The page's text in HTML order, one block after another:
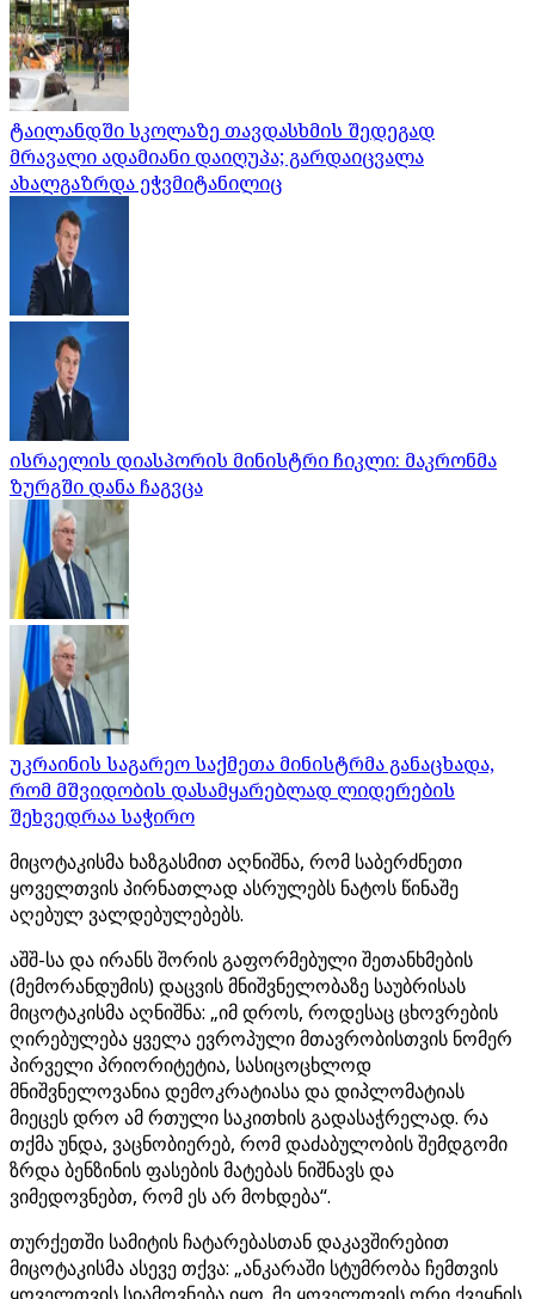
ტაილანდში სკოლაზე თავდასხმის შედეგად
მრავალი ადამიანი დაიღუპა; გარდაიცვალა
ახალგაზრდა ეჭვმიტანილიც
ისრაელის დიასპორის მინისტრი ჩიკლი: მაკრონმა
ზურგში დანა ჩაგვცა
უკრაინის საგარეო საქმეთა მინისტრმა განაცხადა,
რომ მშვიდობის დასამყარებლად ლიდერების
შეხვედრაა საჭირო
მიცოტაკისმა ხაზგასმით აღნიშნა, რომ საბერძნეთი
ყოველთვის პირნათლად ასრულებს ნატოს წინაშე
აღებულ ვალდებულებებს.
აშშ-სა და ირანს შორის გაფორმებული შეთანხმების
(მემორანდუმის) დაცვის მნიშვნელობაზე საუბრისას
მიცოტაკისმა აღნიშნა: „იმ დროს, როდესაც ცხოვრების
ღირებულება ყველა ევროპული მთავრობისთვის ნომერ
პირველი პრიორიტეტია, სასიცოცხლოდ
მნიშვნელოვანია დემოკრატიასა და დიპლომატიას
მიეცეს დრო ამ რთული საკითხის გადასაჭრელად. რა
თქმა უნდა, ვაცნობიერებ, რომ დაძაბულობის შემდგომი
ზრდა ბენზინის ფასების მატებას ნიშნავს და
ვიმედოვნებთ, რომ ეს არ მოხდება“.
თურქეთში სამიტის ჩატარებასთან დაკავშირებით
მიცოტაკისმა ასევე თქვა: „ანკარაში სტუმრობა ჩემთვის